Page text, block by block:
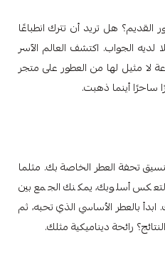
هل تريد أن تترك انطباعًا
لديه الجواب. اكتشف العالم الآسر
مثيل لها من العطور على متجر
ساحرًا أينما ذهبت.
تحفة العطر الخاصة بك. مثلما
أسلوبك، يمكنك الجمع بين
بالعطر الأساسي الذي تحبه، ثم
رائحة ديناميكية مثلك.